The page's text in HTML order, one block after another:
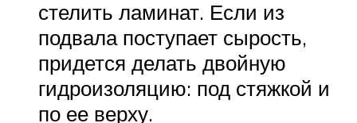
стелить ламинат. Если из
подвала поступает сырость,
придется делать двойную
гидроизоляцию: под стяжкой и
по ее верху.